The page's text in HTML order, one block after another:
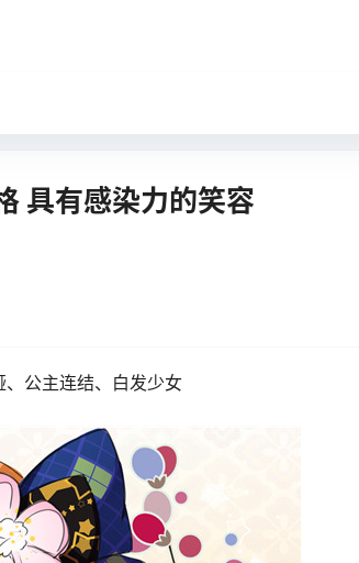
具有感染力的笑容
公主连结、白发少女